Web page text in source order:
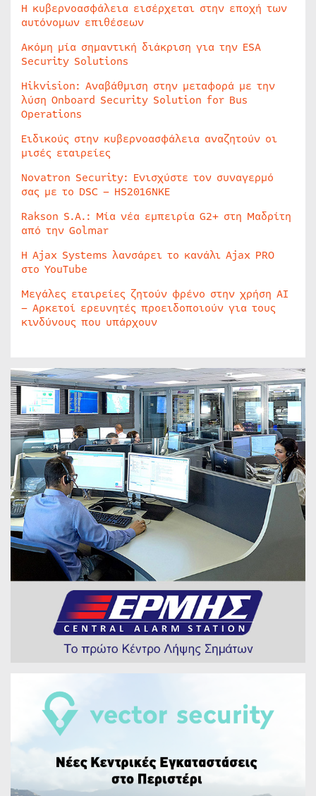
Η κυβερνοασφάλεια εισέρχεται στην εποχή των
αυτόνομων επιθέσεων
Ακόμη μία σημαντική διάκριση για την ESA
Security Solutions
Hikvision: Αναβάθμιση στην μεταφορά με την
λύση Onboard Security Solution for Bus
Operations
Ειδικούς στην κυβερνοασφάλεια αναζητούν οι
μισές εταιρείες
Novatron Security: Ενισχύστε τον συναγερμό
σας με το DSC – HS2016NKE
Rakson S.A.: Μία νέα εμπειρία G2+ στη Μαδρίτη
από την Golmar
Η Ajax Systems λανσάρει το κανάλι Ajax PRO
στο YouTube
Μεγάλες εταιρείες ζητούν φρένο στην χρήση AI
– Αρκετοί ερευνητές προειδοποιούν για τους
κινδύνους που υπάρχουν